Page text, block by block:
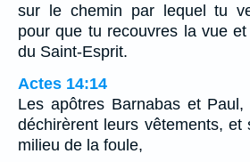
sur le chemin par lequel tu
pour que tu recouvres la vue
du Saint-Esprit.
Actes 14:14
Les apôtres Barnabas et
déchirèrent leurs vêtements, et
milieu de la foule,